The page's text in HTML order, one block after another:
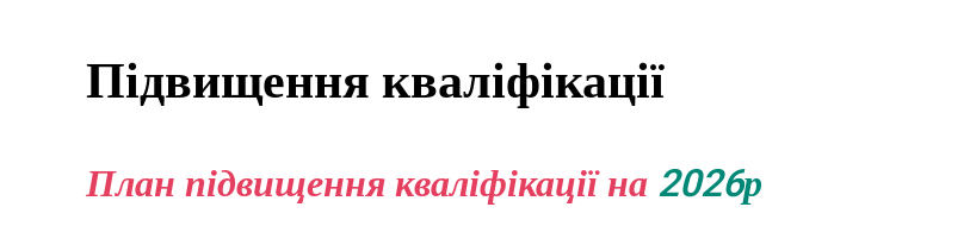
Підвищення кваліфікації
План підвищення кваліфікації на2026р